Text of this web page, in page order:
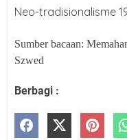
Neo-tradisionalisme
Sumber bacaan:
Szwed
Berbagi :